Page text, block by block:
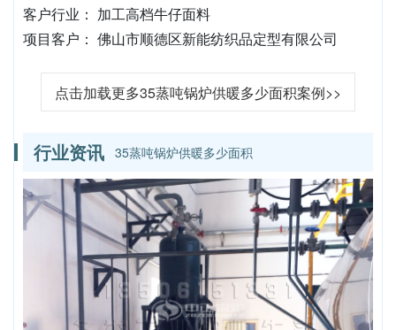
客户行业： 加工高档牛仔面料
项目客户： 佛山市顺德区新能纺织品定型有限公司
点击加载更多35蒸吨锅炉供暖多少面积案例>>
行业资讯 35蒸吨锅炉供暖多少面积